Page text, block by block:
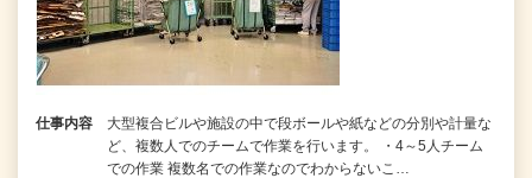
仕事内容
大型複合ビルや施設の中で段ボールや紙などの分別や計量な
ど、複数人でのチームで作業を行います。 ・4～5人チーム
での作業 複数名での作業なのでわからないこ…